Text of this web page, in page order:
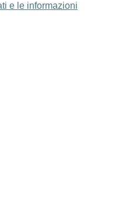
e le informazioni